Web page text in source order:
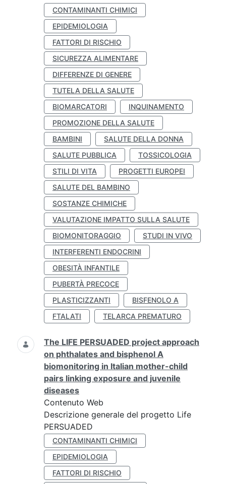
CONTAMINANTI CHIMICI
EPIDEMIOLOGIA
FATTORI DI RISCHIO
SICUREZZA ALIMENTARE
DIFFERENZE DI GENERE
TUTELA DELLA SALUTE
BIOMARCATORI
INQUINAMENTO
PROMOZIONE DELLA SALUTE
BAMBINI
SALUTE DELLA DONNA
SALUTE PUBBLICA
TOSSICOLOGIA
STILI DI VITA
PROGETTI EUROPEI
SALUTE DEL BAMBINO
SOSTANZE CHIMICHE
VALUTAZIONE IMPATTO SULLA SALUTE
BIOMONITORAGGIO
STUDI IN VIVO
INTERFERENTI ENDOCRINI
OBESITÀ INFANTILE
PUBERTÀ PRECOCE
PLASTICIZZANTI
BISFENOLO A
FTALATI
TELARCA PREMATURO
The LIFE PERSUADED project approach
on phthalates and bisphenol A
biomonitoring in Italian mother-child
pairs linking exposure and juvenile
diseases
Contenuto Web
Descrizione generale del progetto Life
PERSUADED
CONTAMINANTI CHIMICI
EPIDEMIOLOGIA
FATTORI DI RISCHIO